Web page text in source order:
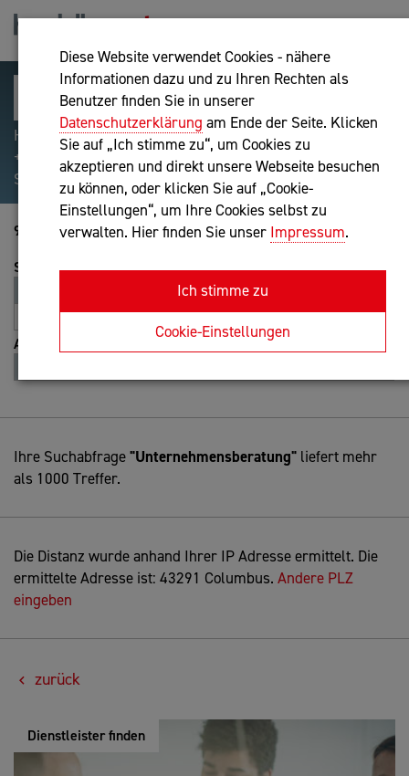
Diese Website verwendet Cookies - nähere
Informationen dazu und zu Ihren Rechten als
Benutzer finden Sie in unserer
Datenschutzerklärung am Ende der Seite. Klicken
Sie auf „Ich stimme zu“, um Cookies zu
akzeptieren und direkt unsere Webseite besuchen
zu können, oder klicken Sie auf „Cookie-
Einstellungen“, um Ihre Cookies selbst zu
verwalten. Hier finden Sie unser Impressum.
Ich stimme zu
Cookie-Einstellungen
Hilfreiche Suchparameter: Begriff einschließen:
+webshop, Begriff ausschließen: -webshop, Exakter
Suchbegriff: "internet of things"
9001-8947 von 8947
Sortierung
Entfernung
A-Z
Z-A
Ansicht
Ihre Suchabfrage"Unternehmensberatung" liefert mehr
als 1000 Treffer.
Die Distanz wurde anhand Ihrer IP Adresse ermittelt. Die
ermittelte Adresse ist: 43291 Columbus. Andere PLZ
eingeben
zurück
Dienstleister finden